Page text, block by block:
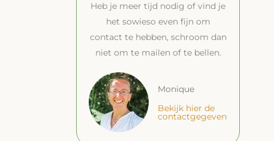
Heb je meer tijd nodig of vind je
het sowieso even fijn om
contact te hebben, schroom dan
niet om te mailen of te bellen.
Monique
Bekijk hier de
contactgegevens